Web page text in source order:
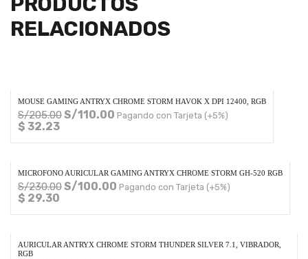
RELACIONADOS
MOUSE GAMING ANTRYX CHROME STORM HAVOK X DPI 12400, RGB
S/205.00S/110.00 Pagando con Tarjeta (+5%)
$ 32.23
MICROFONO AURICULAR GAMING ANTRYX CHROME STORM GH-520 RGB
S/230.00S/100.00 Pagando con Tarjeta (+5%)
$ 29.30
AURICULAR ANTRYX CHROME STORM THUNDER SILVER 7.1, VIBRADOR,
RGB